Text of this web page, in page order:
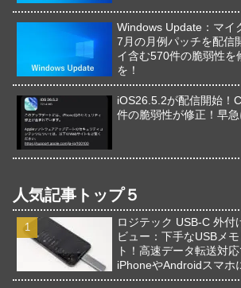
Windows Update：マイ
7月の月例パッチを配信
イ含む570件の脆弱性を
を！
iOS26.5.2が配信開始！
件の脆弱性が修正！早急
人気記事トップ５
ロジテック USB-C 外付
ビュー：下手なUSBメ
ト！高速データ転送対応
iPhoneやAndroidスマホ